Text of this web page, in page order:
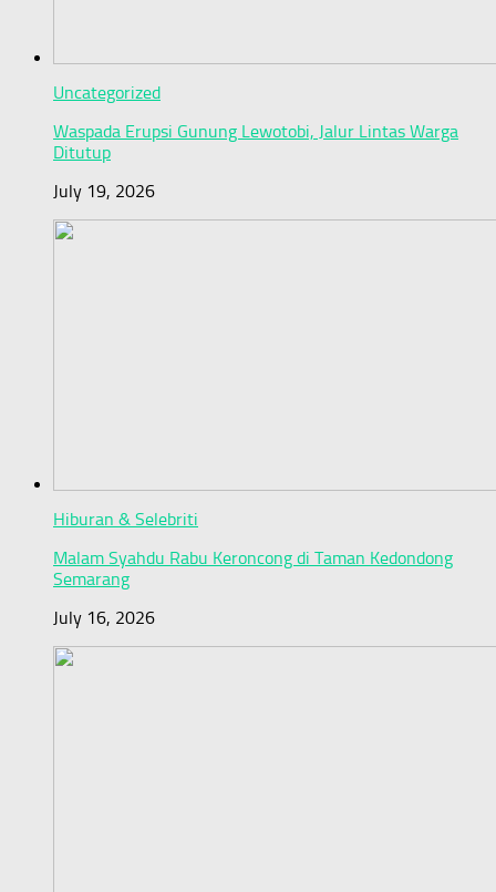
Uncategorized
Waspada Erupsi Gunung Lewotobi, Jalur Lintas Warga
Ditutup
July 19, 2026
Hiburan & Selebriti
Malam Syahdu Rabu Keroncong di Taman Kedondong
Semarang
July 16, 2026